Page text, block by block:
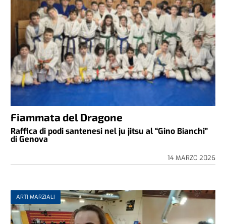
Fiammata del Dragone
Raffica di podi santenesi nel ju jitsu al “Gino Bianchi”
di Genova
14 MARZO 2026
ARTI MARZIALI